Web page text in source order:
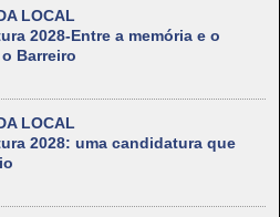
LOCAL
2028-Entre a memória e o
Barreiro
LOCAL
2028: uma candidatura que